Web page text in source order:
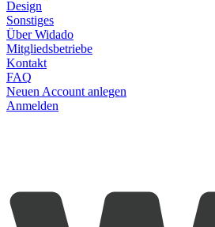
Design
Sonstiges
Über Widado
Mitgliedsbetriebe
Kontakt
FAQ
Neuen Account anlegen
Anmelden